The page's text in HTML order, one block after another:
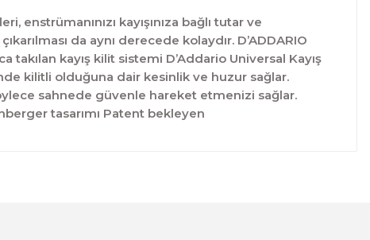
enstrümanınızı kayışınıza bağlı tutar ve
da aynı derecede kolaydır. D’ADDARIO
takılan kayış kilit sistemi D’Addario Universal Kayış
kilitli olduğuna dair kesinlik ve huzur sağlar.
sahnede güvenle hareket etmenizi sağlar.
tasarımı Patent bekleyen